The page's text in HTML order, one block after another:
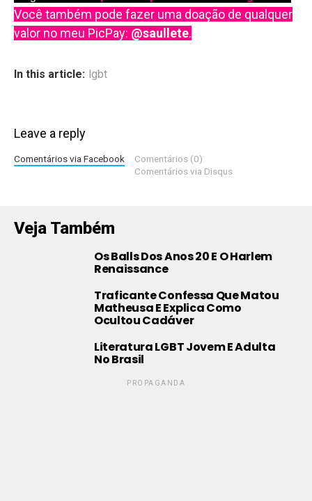
Você também pode fazer uma doação de qualquer
valor no meu PicPay: @saullete.
In this article: lgbt
Leave a reply
Comentários via Facebook
Comentários (0)
Comentários via Disqus
Veja Também
Os Balls Dos Anos 20 E O Harlem
Renaissance
Traficante Confessa Que Matou
Matheusa E Explica Como
Ocultou Cadáver
Literatura LGBT Jovem E Adulta
No Brasil
PROPAGANDA